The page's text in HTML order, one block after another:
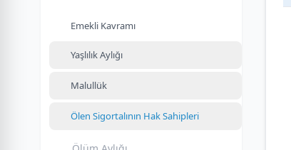
Emekli Kavramı
Yaşlılık Aylığı
Malullük
Ölen Sigortalının Hak Sahipleri